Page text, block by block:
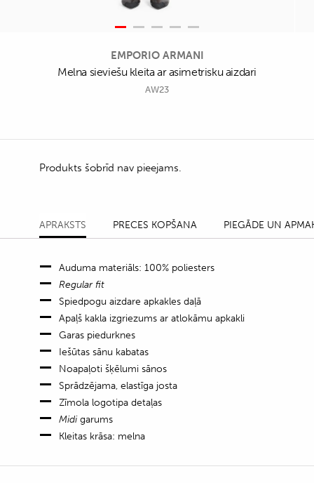
EMPORIO ARMANI
Melna sieviešu kleita ar asimetrisku aizdari
AW23
Produkts šobrīd nav pieejams.
APRAKSTS PRECES KOPŠANA PIEGĀDE UN
Auduma materiāls: 100% poliesters
Regular fit
Spiedpogu aizdare apkakles daļā
Apaļš kakla izgriezums ar atlokāmu apkakli
Garas piedurknes
Iešūtas sānu kabatas
Noapaļoti šķēlumi sānos
Sprādzējama, elastīga josta
Zīmola logotipa detaļas
Midigarums
Kleitas krāsa: melna